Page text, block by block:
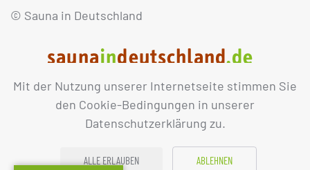
Mit der Nutzung unserer Internetseite stimmen Sie
den Cookie-Bedingungen in unserer
Datenschutzerklärung zu.
ALLE ERLAUBEN ABLEHNEN
© Sauna in Deutschland
IMPRESSUM DATENSCHUTZ